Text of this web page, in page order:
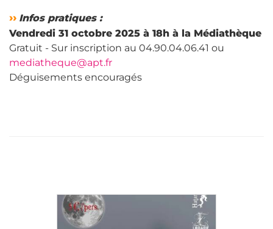
›› Infos pratiques :
Vendredi 31 octobre 2025 à 18h à la Médiathèque
Gratuit - Sur inscription au 04.90.04.06.41 ou
mediatheque@apt.fr
Déguisements encouragés